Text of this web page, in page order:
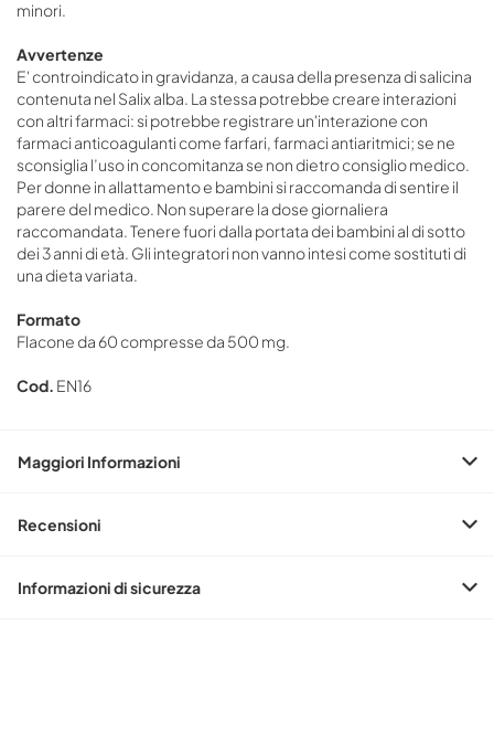
minori.
Avvertenze
E' controindicato in gravidanza, a causa della presenza di salicina
contenuta nel Salix alba. La stessa potrebbe creare interazioni
con altri farmaci: si potrebbe registrare un'interazione con
farmaci anticoagulanti come farfari, farmaci antiaritmici; se ne
sconsiglia l’uso in concomitanza se non dietro consiglio medico.
Per donne in allattamento e bambini si raccomanda di sentire il
parere del medico. Non superare la dose giornaliera
raccomandata. Tenere fuori dalla portata dei bambini al di sotto
dei 3 anni di età. Gli integratori non vanno intesi come sostituti di
una dieta variata.
Formato
Flacone da 60 compresse da 500 mg.
Cod. EN16
Maggiori Informazioni
Recensioni
Informazioni di sicurezza